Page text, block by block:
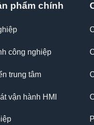
phẩm chính
công nghiệp
trung tâm
vận hành HMI